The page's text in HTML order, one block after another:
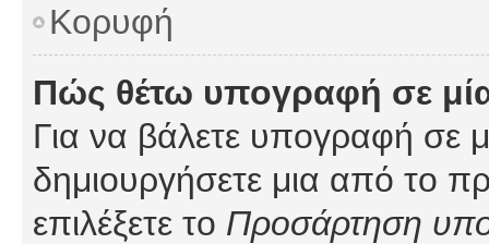
Κορυφή
Πώς θέτω υπογραφή σε
Για να βάλετε υπογραφή σε
δημιουργήσετε μια από το
επιλέξετε το Προσάρτηση